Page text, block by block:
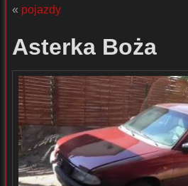
« pojazdy
Asterka Boża